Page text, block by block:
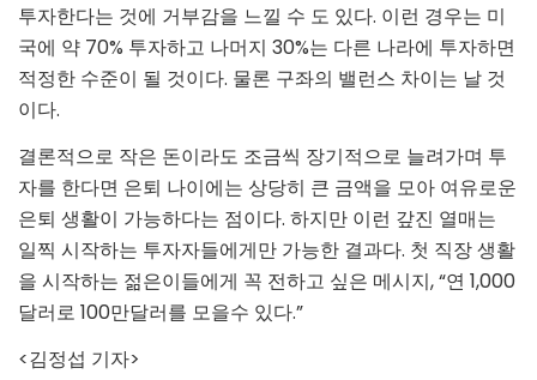
투자한다는 것에 거부감을 느낄 수 도 있다. 이런 경우는 미
국에 약 70% 투자하고 나머지 30%는 다른 나라에 투자하면
적정한 수준이 될 것이다. 물론 구좌의 밸런스 차이는 날 것
이다.
결론적으로 작은 돈이라도 조금씩 장기적으로 늘려가며 투
자를 한다면 은퇴 나이에는 상당히 큰 금액을 모아 여유로운
은퇴 생활이 가능하다는 점이다. 하지만 이런 갚진 열매는
일찍 시작하는 투자자들에게만 가능한 결과다. 첫 직장 생활
을 시작하는 젊은이들에게 꼭 전하고 싶은 메시지, “연 1,000
달러로 100만달러를 모을수 있다.”
<김정섭 기자>